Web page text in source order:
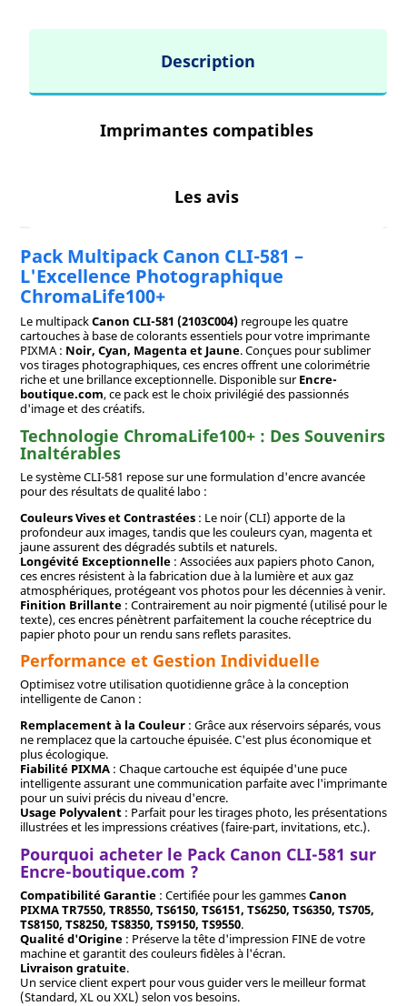
Description
Imprimantes compatibles
Les avis
Pack Multipack Canon CLI-581 –
L'Excellence Photographique
ChromaLife100+
Le multipackCanon CLI-581 (2103C004)regroupe les quatre
cartouches à base de colorants essentiels pour votre imprimante
PIXMA : Noir, Cyan, Magenta et Jaune. Conçues pour sublimer
vos tirages photographiques, ces encres offrent une colorimétrie
riche et une brillance exceptionnelle. Disponible surEncre-
boutique.com, ce pack est le choix privilégié des passionnés
d'image et des créatifs.
Technologie ChromaLife100+ : Des Souvenirs
Inaltérables
Le système CLI-581 repose sur une formulation d'encre avancée
pour des résultats de qualité labo :
Couleurs Vives et Contrastées: Le noir (CLI) apporte de la
profondeur aux images, tandis que les couleurs cyan, magenta et
jaune assurent des dégradés subtils et naturels.
Longévité Exceptionnelle: Associées aux papiers photo Canon,
ces encres résistent à la fabrication due à la lumière et aux gaz
atmosphériques, protégeant vos photos pour les décennies à venir.
Finition Brillante: Contrairement au noir pigmenté (utilisé pour le
texte), ces encres pénètrent parfaitement la couche réceptrice du
papier photo pour un rendu sans reflets parasites.
Performance et Gestion Individuelle
Optimisez votre utilisation quotidienne grâce à la conception
intelligente de Canon :
Remplacement à la Couleur: Grâce aux réservoirs séparés, vous
ne remplacez que la cartouche épuisée. C'est plus économique et
plus écologique.
Fiabilité PIXMA: Chaque cartouche est équipée d'une puce
intelligente assurant une communication parfaite avec l'imprimante
pour un suivi précis du niveau d'encre.
Usage Polyvalent: Parfait pour les tirages photo, les présentations
illustrées et les impressions créatives (faire-part, invitations, etc.).
Pourquoi acheter le Pack Canon CLI-581 sur
Encre-boutique.com ?
Compatibilité Garantie: Certifiée pour les gammesCanon
PIXMA TR7550, TR8550, TS6150, TS6151, TS6250, TS6350, TS705,
TS8150, TS8250, TS8350, TS9150, TS9550.
Qualité d'Origine: Préserve la tête d'impression FINE de votre
machine et garantit des couleurs fidèles à l'écran.
Livraison gratuite.
Un service client expert pour vous guider vers le meilleur format
(Standard, XL ou XXL) selon vos besoins.